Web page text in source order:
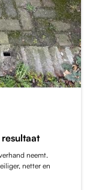
neemt.
netter en